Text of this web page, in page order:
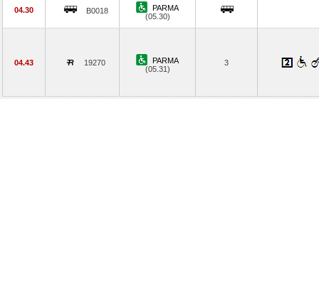
04.30 B0018
PARMA
(05.30)
04.43 19270
PARMA
(05.31)
3